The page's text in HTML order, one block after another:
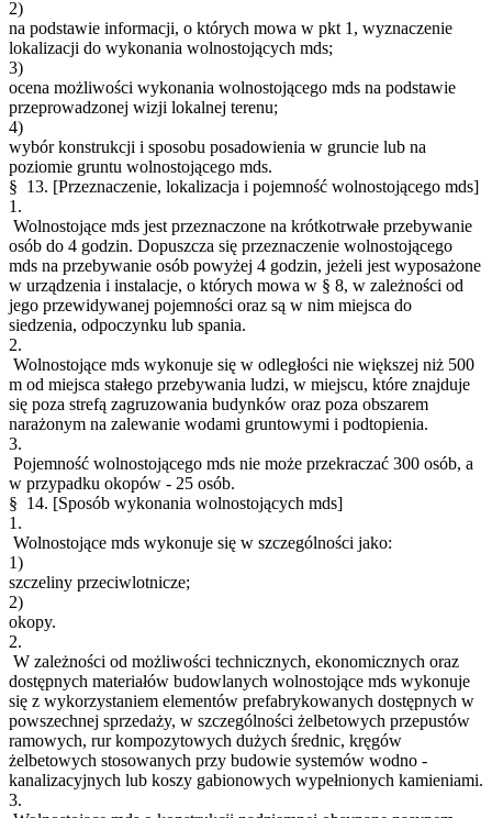
2)
na podstawie informacji, o których mowa w pkt 1, wyznaczenie
lokalizacji do wykonania wolnostojących mds;
3)
ocena możliwości wykonania wolnostojącego mds na podstawie
przeprowadzonej wizji lokalnej terenu;
4)
wybór konstrukcji i sposobu posadowienia w gruncie lub na
poziomie gruntu wolnostojącego mds.
§ 13. [Przeznaczenie, lokalizacja i pojemność wolnostojącego mds]
1.
Wolnostojące mds jest przeznaczone na krótkotrwałe przebywanie
osób do 4 godzin. Dopuszcza się przeznaczenie wolnostojącego
mds na przebywanie osób powyżej 4 godzin, jeżeli jest wyposażone
w urządzenia i instalacje, o których mowa w § 8, w zależności od
jego przewidywanej pojemności oraz są w nim miejsca do
siedzenia, odpoczynku lub spania.
2.
Wolnostojące mds wykonuje się w odległości nie większej niż 500
m od miejsca stałego przebywania ludzi, w miejscu, które znajduje
się poza strefą zagruzowania budynków oraz poza obszarem
narażonym na zalewanie wodami gruntowymi i podtopienia.
3.
Pojemność wolnostojącego mds nie może przekraczać 300 osób, a
w przypadku okopów - 25 osób.
§ 14. [Sposób wykonania wolnostojących mds]
1.
Wolnostojące mds wykonuje się w szczególności jako:
1)
szczeliny przeciwlotnicze;
2)
okopy.
2.
W zależności od możliwości technicznych, ekonomicznych oraz
dostępnych materiałów budowlanych wolnostojące mds wykonuje
się z wykorzystaniem elementów prefabrykowanych dostępnych w
powszechnej sprzedaży, w szczególności żelbetowych przepustów
ramowych, rur kompozytowych dużych średnic, kręgów
żelbetowych stosowanych przy budowie systemów wodno -
kanalizacyjnych lub koszy gabionowych wypełnionych kamieniami.
3.